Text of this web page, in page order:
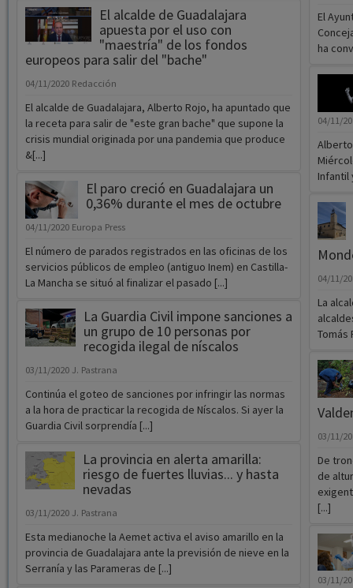
El alcalde de Guadalajara
apuesta por el uso con
"maestría" de los fondos
europeos para salir del "bache"
04/11/2020 Redacción
El alcalde de Guadalajara, Alberto Rojo, ha apuntado que
la receta para salir de "este gran bache" que supone la
crisis mundial originada por una pandemia que produce
&[...]
El paro creció en Guadalajara un
0,36% durante el mes de octubre
04/11/2020 Europa Press
El número de parados registrados en las oficinas de los
servicios públicos de empleo (antiguo Inem) en Castilla-
La Mancha se situó al finalizar el pasado [...]
La Guardia Civil impone sanciones a
un grupo de 10 personas por
recogida ilegal de níscalos
03/11/2020 J. Pastrana
Continúa el goteo de sanciones por infringir las normas
a la hora de practicar la recogida de Níscalos. Si ayer la
Guardia Civil sorprendía [...]
La provincia en alerta amarilla:
riesgo de fuertes lluvias... y hasta
nevadas
03/11/2020 J. Pastrana
Esta medianoche la Aemet activa el aviso amarillo en la
provincia de Guadalajara ante la previsión de nieve en la
Serranía y las Parameras de [...]
El
ha
04/11/
Infantil
04/11/
La
Tomás
03/11/
De
de
[...]
03/11/